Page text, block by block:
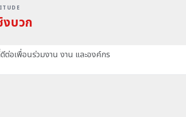
บวก
อเพื่อนร่วมงาน งาน และองค์กร